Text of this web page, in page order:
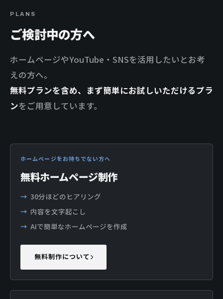
PLANS
ご検討中の方へ
ホームページやYouTube・SNSを活用したいとお考
えの方へ。
無料プランを含め、まず簡単にお試しいただけるプラ
ンをご用意しています。
ホームページをお持ちでない方へ
無料ホームページ制作
30分ほどのヒアリング
内容を文字起こし
AIで簡単なホームページを作成
無料制作について